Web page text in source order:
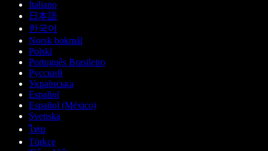
Italiano
日本語
한국어
Norsk bokmål
Polski
Português Brasileiro
Русский
Українська
Español
Español (México)
Svenska
ไทย
Türkçe